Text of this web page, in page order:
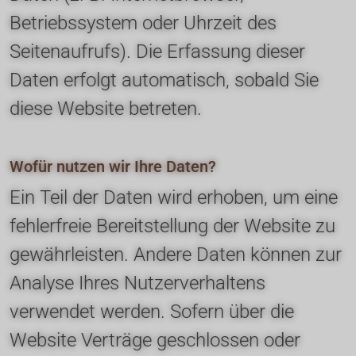
Betriebssystem oder Uhrzeit des
Seitenaufrufs). Die Erfassung dieser
Daten erfolgt automatisch, sobald Sie
diese Website betreten.
Wofür nutzen wir Ihre Daten?
Ein Teil der Daten wird erhoben, um eine
fehlerfreie Bereitstellung der Website zu
gewährleisten. Andere Daten können zur
Analyse Ihres Nutzerverhaltens
verwendet werden. Sofern über die
Website Verträge geschlossen oder